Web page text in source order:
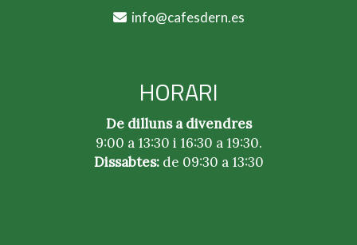
info
cafesdern.es
HORARI
De dilluns a divendres
9:00 a 13:30 i 16:30 a 19:30.
Dissabtes:de 09:30 a 13:30